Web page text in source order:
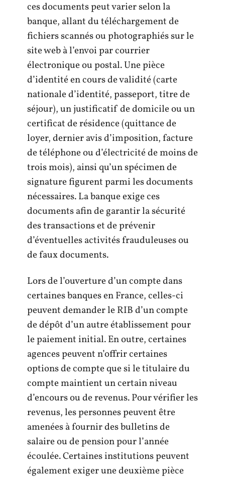
ces documents peut varier selon la
banque, allant du téléchargement de
fichiers scannés ou photographiés sur le
site web à l’envoi par courrier
électronique ou postal. Une pièce
d’identité en cours de validité (carte
nationale d’identité, passeport, titre de
séjour), un justificatif de domicile ou un
certificat de résidence (quittance de
loyer, dernier avis d’imposition, facture
de téléphone ou d’électricité de moins de
trois mois), ainsi qu’un spécimen de
signature figurent parmi les documents
nécessaires. La banque exige ces
documents afin de garantir la sécurité
des transactions et de prévenir
d’éventuelles activités frauduleuses ou
de faux documents.
Lors de l’ouverture d’un compte dans
certaines banques en France, celles-ci
peuvent demander le RIB d’un compte
de dépôt d’un autre établissement pour
le paiement initial. En outre, certaines
agences peuvent n’offrir certaines
options de compte que si le titulaire du
compte maintient un certain niveau
d’encours ou de revenus. Pour vérifier les
revenus, les personnes peuvent être
amenées à fournir des bulletins de
salaire ou de pension pour l’année
écoulée. Certaines institutions peuvent
également exiger une deuxième pièce